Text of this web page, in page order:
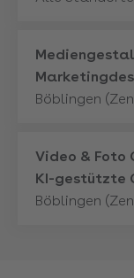
Mehr
Böblingen
Mehr
Video & Foto
KI-gestützte
Böblingen